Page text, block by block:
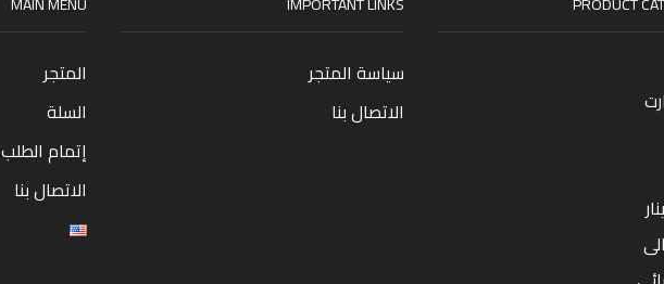
المتجر
السلة
إتمام الطلب
الاتصال بنا
سياسة المتجر
الاتصال بنا